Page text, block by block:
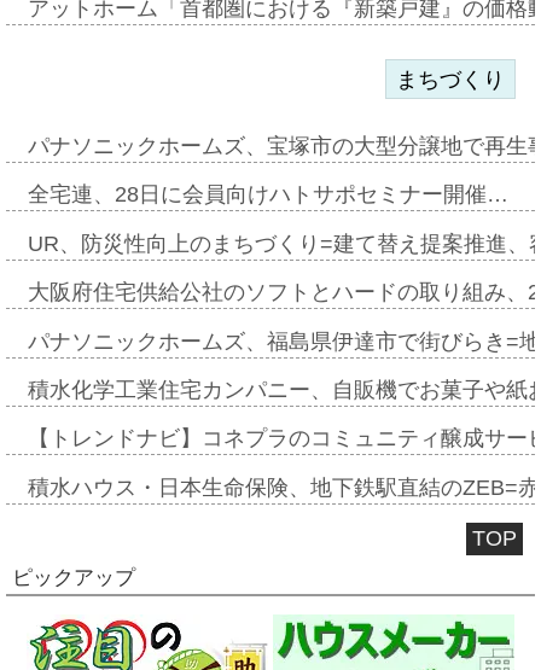
アットホーム「首都圏における『新築戸建』の価
まちづくり
パナソニックホームズ、宝塚市の大型分譲地で再
全宅連、28日に会員向けハトサポセミナー開催…
UR、防災性向上のまちづくり=建て替え提案推進
大阪府住宅供給公社のソフトとハードの取り組み
パナソニックホームズ、福島県伊達市で街びらき=
積水化学工業住宅カンパニー、自販機でお菓子や
【トレンドナビ】コネプラのコミュニティ醸成サ
積水ハウス・日本生命保険、地下鉄駅直結のZEB=
TOP
ピックアップ